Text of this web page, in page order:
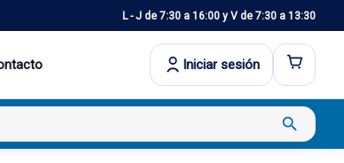
L - J de 7:30 a 16:00 y V de 7:30 a 13:30
Iniciar sesión
search